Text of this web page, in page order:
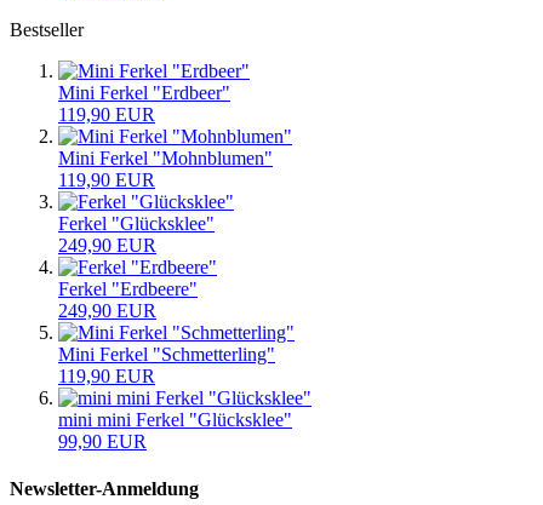
Bestseller
Mini Ferkel "Erdbeer"
119,90 EUR
Mini Ferkel "Mohnblumen"
119,90 EUR
Ferkel "Glücksklee"
249,90 EUR
Ferkel "Erdbeere"
249,90 EUR
Mini Ferkel "Schmetterling"
119,90 EUR
mini mini Ferkel "Glücksklee"
99,90 EUR
Newsletter-Anmeldung